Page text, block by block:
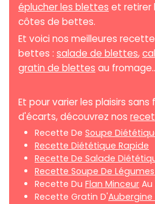
éplucher les blettes et retirer
côtes de bettes.
Et voici nos meilleures
bettes : salade de blettes,
gratin de blettes au
Et pour varier les plaisirs sans
d'écarts, découvrez nos
Recette De Soupe
Recette Diététique Rapide
Recette De Salade
Recette Soupe De
Recette Du Flan Minceur
Recette Gratin D'Aubergine